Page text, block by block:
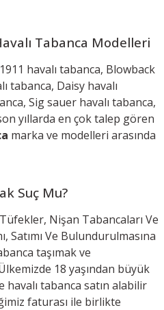
Tabanca Modelleri
havalı tabanca, Blowback
tabanca, Daisy havalı
Sig sauer havalı tabanca,
yıllarda en çok talep gören
marka ve modelleri arasında
Suç Mu?
Nişan Tabancaları Ve
Satımı Ve Bulundurulmasına
taşımak ve
18 yaşından büyük
tabanca satın alabilir
faturası ile birlikte